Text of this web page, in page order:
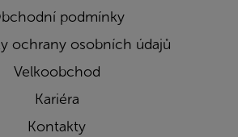
podmínky
ochrany osobních údajů
Velkoobchod
Kariéra
Kontakty